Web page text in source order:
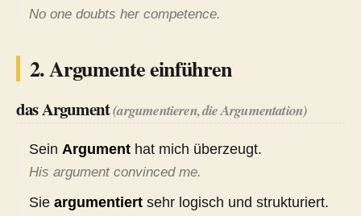
No one doubts her competence.
2. Argumente einführen
das Argument(argumentieren, die Argumentation)
Sein Argument hat mich überzeugt.
His argument convinced me.
Sie argumentiert sehr logisch und strukturiert.